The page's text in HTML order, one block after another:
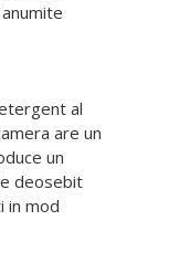
al
are un
un
deosebit
in mod